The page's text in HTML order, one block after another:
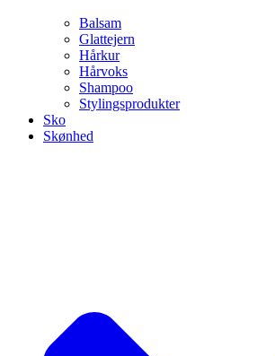
Balsam
Glattejern
Hårkur
Hårvoks
Shampoo
Stylingsprodukter
Sko
Skønhed